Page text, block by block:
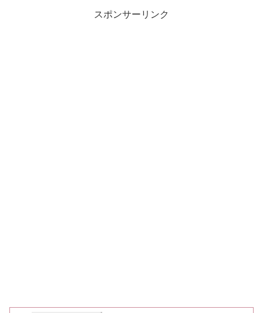
スポンサーリンク